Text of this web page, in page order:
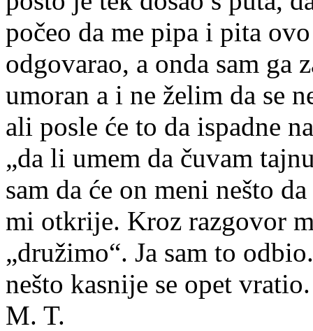
počeo da me pipa i pita
odgovarao, a onda sam ga
umoran a i ne želim da se
ali posle će to da ispadne
„da li umem da čuvam
sam da će on meni nešto
mi otkrije. Kroz razgovor
„družimo“. Ja sam to
nešto kasnije se opet
M. T.